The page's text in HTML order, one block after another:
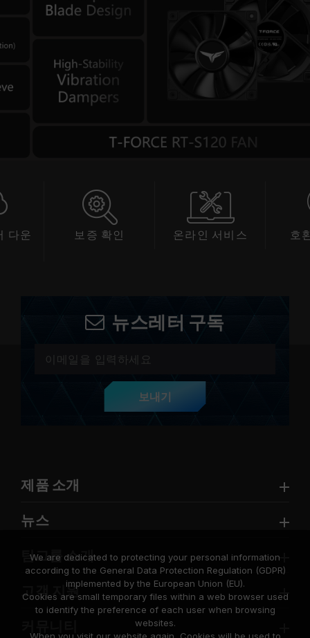
다운
보증 확인 온라인 서비스 호
뉴스레터 구독
보내기
제품 소개
뉴스
팀그룹 소개
고객 지원
We are dedicated to protecting your personal information
according to the General Data Protection Regulation (GDPR)
implemented by the European Union (EU).
Cookies are small temporary files within a web browser used
to identify the preference of each user when browsing
websites.